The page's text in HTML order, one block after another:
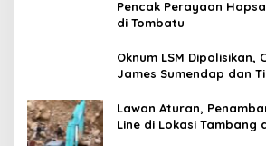
Pencak Perayaan Hapsa
di Tombatu
Oknum LSM
James Sumendap dan
Lawan Aturan,
Line di Lokasi Tambang